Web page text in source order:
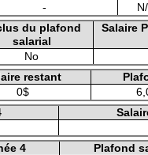
-
du plafond
salarial
Salaire
No
restant
0$
4 Plafond